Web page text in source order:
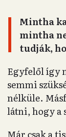
Mintha
mintha
tudják,
Egyfelől így
semmi
nélküle.
látni, hogy a
Már csak a